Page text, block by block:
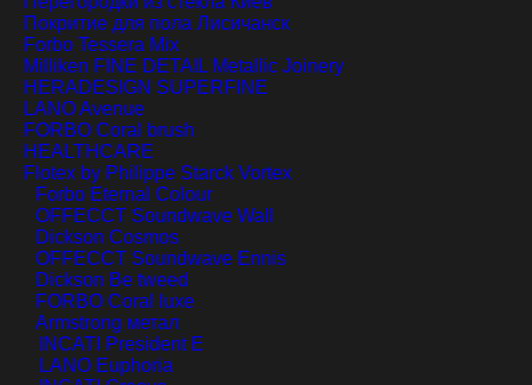
Покритие для пола Лисичанск
Forbo Tessera Mix
Milliken FINE DETAIL Metallic Joinery
HERADESIGN SUPERFINE
LANO Avenue
FORBO Coral brush
HEALTHCARE
Flotex by Philippe Starck Vortex
Forbo Eternal Colour
OFFECCT Soundwave Wall
Dickson Cosmos
OFFECCT Soundwave Ennis
Dickson Be tweed
FORBO Coral luxe
Armstrong метал
INCATI President E
LANO Euphoria